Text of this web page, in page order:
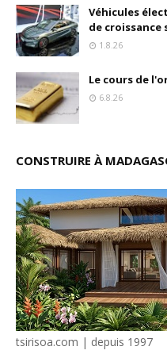
Véhicules
de croissance
1.8.26
Le cours de
6.8.26
CONSTRUIRE À
tsirisoa.com | depuis 1997